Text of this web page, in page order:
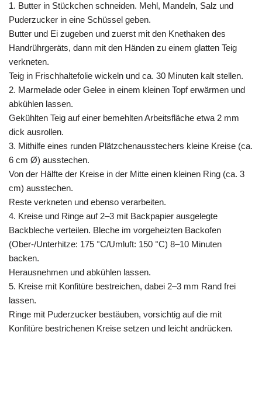
1. Butter in Stückchen schneiden. Mehl, Mandeln, Salz und
Puderzucker in eine Schüssel geben.
Butter und Ei zugeben und zuerst mit den Knethaken des
Handrührgeräts, dann mit den Händen zu einem glatten Teig
verkneten.
Teig in Frischhaltefolie wickeln und ca. 30 Minuten kalt stellen.
2. Marmelade oder Gelee in einem kleinen Topf erwärmen und
abkühlen lassen.
Gekühlten Teig auf einer bemehlten Arbeitsfläche etwa 2 mm
dick ausrollen.
3. Mithilfe eines runden Plätzchenausstechers kleine Kreise (ca.
6 cm Ø) ausstechen.
Von der Hälfte der Kreise in der Mitte einen kleinen Ring (ca. 3
cm) ausstechen.
Reste verkneten und ebenso verarbeiten.
4. Kreise und Ringe auf 2–3 mit Backpapier ausgelegte
Backbleche verteilen. Bleche im vorgeheizten Backofen
(Ober-/Unterhitze: 175 °C/Umluft: 150 °C) 8–10 Minuten
backen.
Herausnehmen und abkühlen lassen.
5. Kreise mit Konfitüre bestreichen, dabei 2–3 mm Rand frei
lassen.
Ringe mit Puderzucker bestäuben, vorsichtig auf die mit
Konfitüre bestrichenen Kreise setzen und leicht andrücken.